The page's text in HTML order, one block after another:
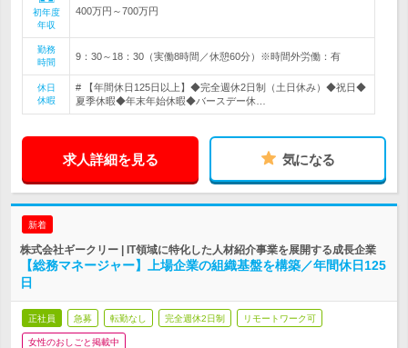
初年度
年収
400万円～700万円
勤務
時間
9：30～18：30（実働8時間／休憩60分）※時間外労働：有
休日
休暇
# 【年間休日125日以上】◆完全週休2日制（土日休み）◆祝日◆
夏季休暇◆年末年始休暇◆バースデー休…
求人詳細を見る 気になる
新着
株式会社ギークリー | IT領域に特化した人材紹介事業を展開する成長企業
【総務マネージャー】上場企業の組織基盤を構築／年間休日125
日
正社員 急募 転勤なし 完全週休2日制 リモートワーク可
女性のおしごと掲載中